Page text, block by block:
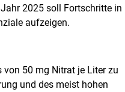
2025 soll Fortschritte in
aufzeigen.
von 50 mg Nitrat je Liter zu
und des meist hohen